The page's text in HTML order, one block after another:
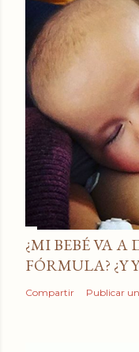
¿MI BEBÉ VA A
FÓRMULA? ¿Y
Compartir Publicar